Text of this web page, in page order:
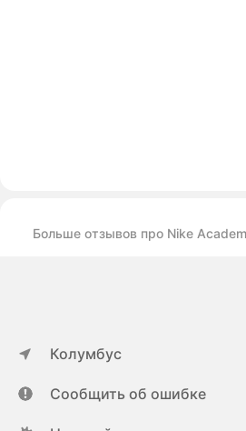
Больше отзывов про Nike
Колумбус
Сообщить об ошибке